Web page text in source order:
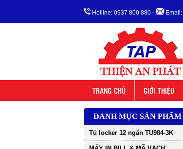
Hotline: 0937 800 880 -
TRANG CHỦ GIỚI THIỆU
DANH MỤC SẢN PHẨM
Tủ locker 12 ngăn TU984-3K